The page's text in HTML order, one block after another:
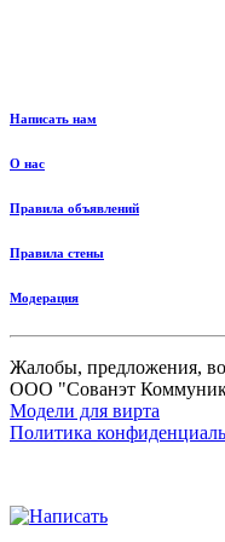
Написать нам
О нас
Правила объявлений
Правила стены
Модерация
Жалобы, предложения,
ООО "Сованэт
Модели для вирта
Политика